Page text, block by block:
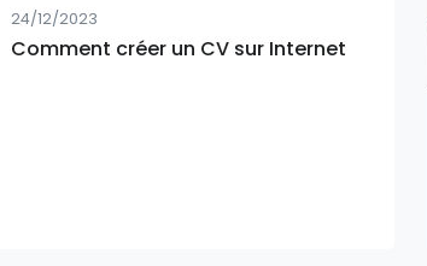
24/12/2023
Comment créer un CV sur Internet